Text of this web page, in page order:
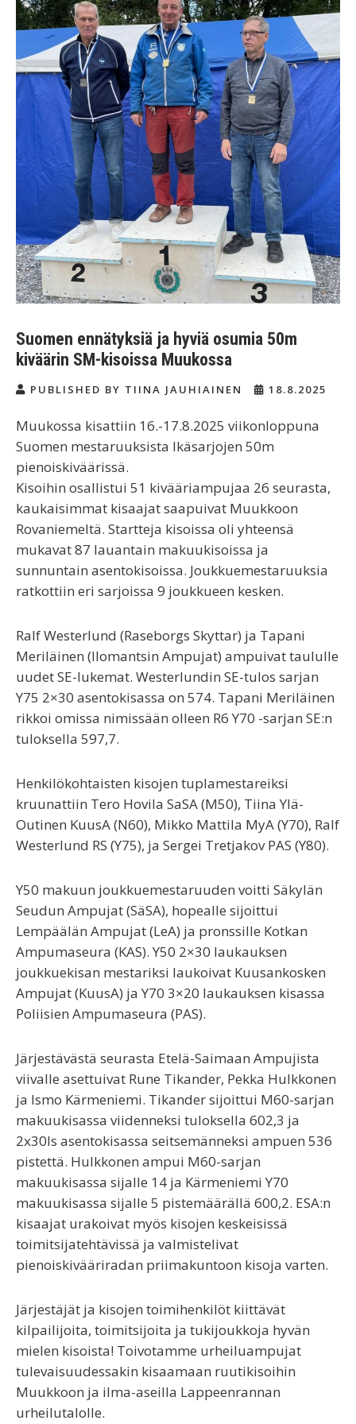
Suomen ennätyksiä ja hyviä osumia 50m
kiväärin SM-kisoissa Muukossa
PUBLISHED BY TIINA JAUHIAINEN 18.8.2025
Muukossa kisattiin 16.-17.8.2025 viikonloppuna
Suomen mestaruuksista Ikäsarjojen 50m
pienoiskiväärissä.
Kisoihin osallistui 51 kivääriampujaa 26 seurasta,
kaukaisimmat kisaajat saapuivat Muukkoon
Rovaniemeltä. Startteja kisoissa oli yhteensä
mukavat 87 lauantain makuukisoissa ja
sunnuntain asentokisoissa. Joukkuemestaruuksia
ratkottiin eri sarjoissa 9 joukkueen kesken.
Ralf Westerlund (Raseborgs Skyttar) ja Tapani
Meriläinen (Ilomantsin Ampujat) ampuivat taululle
uudet SE-lukemat. Westerlundin SE-tulos sarjan
Y75 2×30 asentokisassa on 574. Tapani Meriläinen
rikkoi omissa nimissään olleen R6 Y70 -sarjan SE:n
tuloksella 597,7.
Henkilökohtaisten kisojen tuplamestareiksi
kruunattiin Tero Hovila SaSA (M50), Tiina Ylä-
Outinen KuusA (N60), Mikko Mattila MyA (Y70), Ralf
Westerlund RS (Y75), ja Sergei Tretjakov PAS (Y80).
Y50 makuun joukkuemestaruuden voitti Säkylän
Seudun Ampujat (SäSA), hopealle sijoittui
Lempäälän Ampujat (LeA) ja pronssille Kotkan
Ampumaseura (KAS). Y50 2×30 laukauksen
joukkuekisan mestariksi laukoivat Kuusankosken
Ampujat (KuusA) ja Y70 3×20 laukauksen kisassa
Poliisien Ampumaseura (PAS).
Järjestävästä seurasta Etelä-Saimaan Ampujista
viivalle asettuivat Rune Tikander, Pekka Hulkkonen
ja Ismo Kärmeniemi. Tikander sijoittui M60-sarjan
makuukisassa viidenneksi tuloksella 602,3 ja
2x30ls asentokisassa seitsemänneksi ampuen 536
pistettä. Hulkkonen ampui M60-sarjan
makuukisassa sijalle 14 ja Kärmeniemi Y70
makuukisassa sijalle 5 pistemäärällä 600,2. ESA:n
kisaajat urakoivat myös kisojen keskeisissä
toimitsijatehtävissä ja valmistelivat
pienoiskivääriradan priimakuntoon kisoja varten.
Järjestäjät ja kisojen toimihenkilöt kiittävät
kilpailijoita, toimitsijoita ja tukijoukkoja hyvän
mielen kisoista! Toivotamme urheiluampujat
tulevaisuudessakin kisaamaan ruutikisoihin
Muukkoon ja ilma-aseilla Lappeenrannan
urheilutalolle.